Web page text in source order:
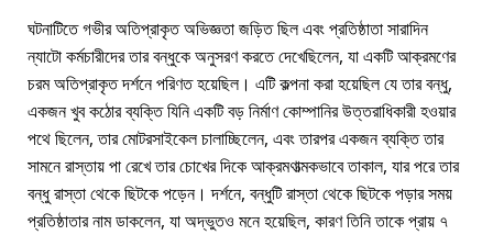
ঘটনাটিতে গভীর অতিপ্রাকৃত অভিজ্ঞতা জড়িত ছিল এবং প্রতিষ্ঠাতা সারাদিন
ন্যাটো কর্মচারীদের তার বন্ধুকে অনুসরণ করতে দেখেছিলেন, যা একটি আক্রমণের
চরম অতিপ্রাকৃত দর্শনে পরিণত হয়েছিল। এটি কল্পনা করা হয়েছিল যে তার বন্ধু,
একজন খুব কঠোর ব্যক্তি যিনি একটি বড় নির্মাণ কোম্পানির উত্তরাধিকারী হওয়ার
পথে ছিলেন, তার মোটরসাইকেল চালাচ্ছিলেন, এবং তারপর একজন ব্যক্তি তার
সামনে রাস্তায় পা রেখে তার চোখের দিকে আক্রমণাত্মকভাবে তাকাল, যার পরে তার
বন্ধু রাস্তা থেকে ছিটকে পড়েন। দর্শনে, বন্ধুটি রাস্তা থেকে ছিটকে পড়ার সময়
প্রতিষ্ঠাতার নাম ডাকলেন, যা অদ্ভুতও মনে হয়েছিল, কারণ তিনি তাকে প্রায় ৭